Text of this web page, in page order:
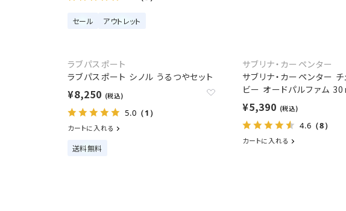
セール アウトレット
ラブパスポート
ラブパスポート シノル うるつやセット
¥8,250 (税込)
5.0 （1）
カートに入れる
送料無料
サブリナ・カーペンター
サブリナ・カーペンター
ビー オードパルファム
¥5,390 (税込)
4.6 （8）
カートに入れる